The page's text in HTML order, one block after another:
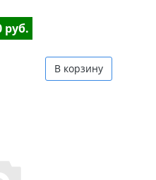
руб.
В корзину